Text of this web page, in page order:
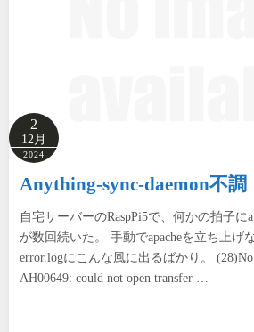
2
12月
2024
Anything-sync-daemon不調
自宅サーバーのRaspPi5で、何かの拍子に
が数回続いた。 手動でapacheを立ち上げ
error.logにこんな風に出るばかり。 (28)No
AH00649: could not open transfer …